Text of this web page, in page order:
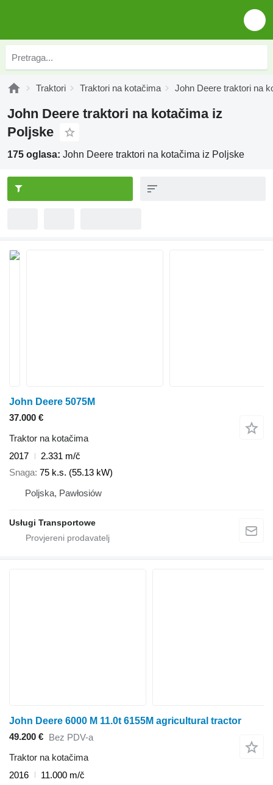
Traktori Traktori na kotačima John Deere traktori na
John Deere traktori na kotačima iz
Poljske
175 oglasa: John Deere traktori na kotačima iz Poljske
John Deere 5075M
37.000 €
Traktor na kotačima
2017
2.331 m/č
Snaga 75 k.s. (55.13 kW)
Poljska, Pawłosiów
Usługi Transportowe
John Deere 6000 M 11.0t 6155M agricultural tractor
49.200 € Bez PDV-a
Traktor na kotačima
2016
11.000 m/č